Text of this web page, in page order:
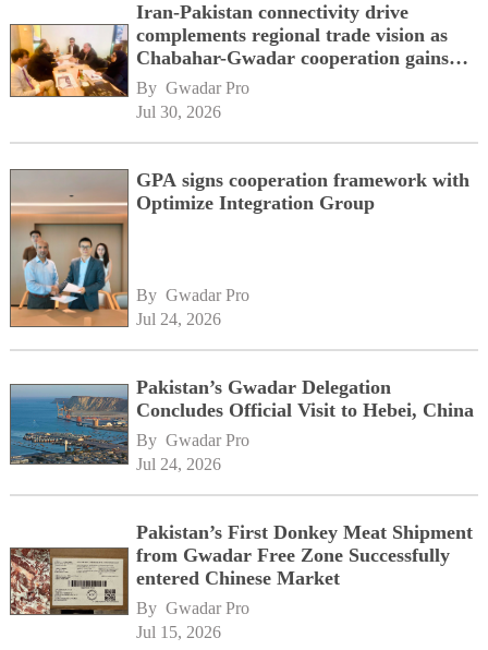
Iran-Pakistan connectivity drive
complements regional trade vision as
Chabahar-Gwadar cooperation gains
momentum alongside China's BRI
network
By Gwadar Pro
Jul 30, 2026
GPA signs cooperation framework with
Optimize Integration Group
By Gwadar Pro
Jul 24, 2026
Pakistan’s Gwadar Delegation
Concludes Official Visit to Hebei, China
By Gwadar Pro
Jul 24, 2026
Pakistan’s First Donkey Meat Shipment
from Gwadar Free Zone Successfully
entered Chinese Market
By Gwadar Pro
Jul 15, 2026